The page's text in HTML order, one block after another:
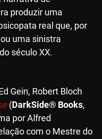
produzir uma
real que, por
uma sinistra
século XX.
Gein, Robert Bloch
(DarkSide® Books,
por Alfred
com o Mestre do